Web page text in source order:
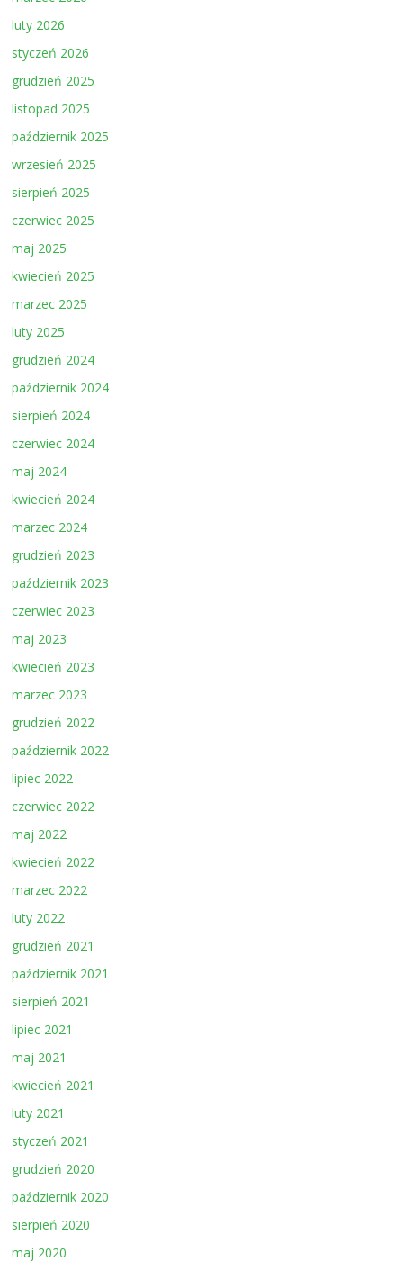
luty 2026
styczeń 2026
grudzień 2025
listopad 2025
październik 2025
wrzesień 2025
sierpień 2025
czerwiec 2025
maj 2025
kwiecień 2025
marzec 2025
luty 2025
grudzień 2024
październik 2024
sierpień 2024
czerwiec 2024
maj 2024
kwiecień 2024
marzec 2024
grudzień 2023
październik 2023
czerwiec 2023
maj 2023
kwiecień 2023
marzec 2023
grudzień 2022
październik 2022
lipiec 2022
czerwiec 2022
maj 2022
kwiecień 2022
marzec 2022
luty 2022
grudzień 2021
październik 2021
sierpień 2021
lipiec 2021
maj 2021
kwiecień 2021
luty 2021
styczeń 2021
grudzień 2020
październik 2020
sierpień 2020
maj 2020